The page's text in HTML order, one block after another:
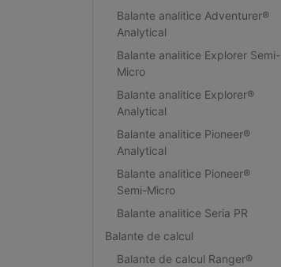
Balante analitice Adventurer®
Analytical
Balante analitice Explorer Semi-
Micro
Balante analitice Explorer®
Analytical
Balante analitice Pioneer®
Analytical
Balante analitice Pioneer®
Semi-Micro
Balante analitice Seria PR
Balante de calcul
Balante de calcul Ranger®